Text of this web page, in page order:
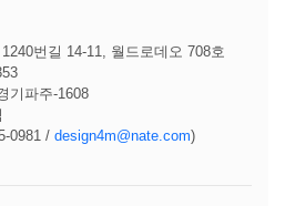
번길 14-11, 월드로데오 708호
기파주-1608
0981 / design4m@nate.com)